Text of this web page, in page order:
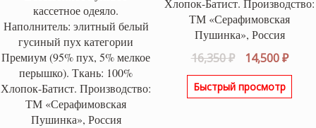
кассетное одеяло.
Наполнитель: элитный белый
гусиный пух категории
Премиум (95% пух, 5% мелкое
перышко). Ткань: 100%
Хлопок-Батист. Производство:
ТМ «Серафимовская
Пушинка», Россия
Хлопок-Батист. Производство:
ТМ «Серафимовская
Пушинка», Россия
16,350₽
цена
составляла
14,500₽
Быстрый просмотр